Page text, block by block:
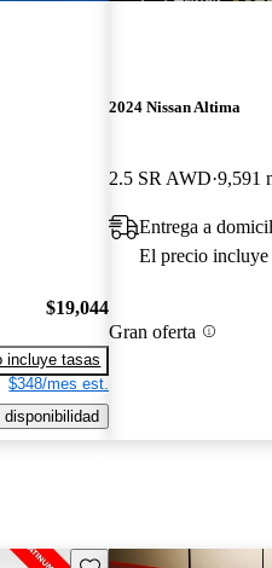
$19,044
incluye tasas
$348/mes est.
disponibilidad
2024 Nissan Altima
2.5 SR AWD 9,591
Entrega a
El precio
Gran oferta